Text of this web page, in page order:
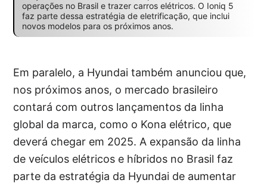
operações no Brasil e trazer carros elétricos. O Ioniq 5
faz parte dessa estratégia de eletrificação, que inclui
novos modelos para os próximos anos.
Em paralelo, a Hyundai também anunciou que,
nos próximos anos, o mercado brasileiro
contará com outros lançamentos da linha
global da marca, como o Kona elétrico, que
deverá chegar em 2025. A expansão da linha
de veículos elétricos e híbridos no Brasil faz
parte da estratégia da Hyundai de aumentar